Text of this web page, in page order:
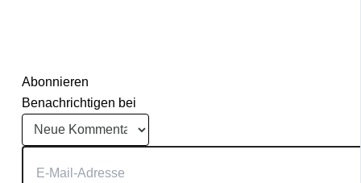
Abonnieren
Benachrichtigen bei